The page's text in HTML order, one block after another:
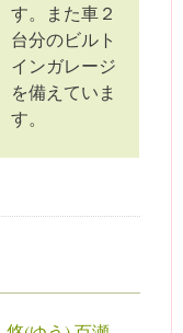
す。また車２
台分のビルト
インガレージ
を備えていま
す。